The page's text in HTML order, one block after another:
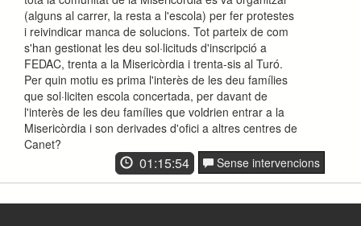
(alguns al carrer, la resta a l'escola) per fer protestes
i reivindicar manca de solucions. Tot parteix de com
s'han gestionat les deu sol·licituds d'inscripció a
FEDAC, trenta a la Misericòrdia i trenta-sis al Turó.
Per quin motiu es prima l'interès de les deu famílies
que sol·liciten escola concertada, per davant de
l'interès de les deu famílies que voldrien entrar a la
Misericòrdia i son derivades d'ofici a altres centres de
Canet?
01:15:54 Sense intervencions